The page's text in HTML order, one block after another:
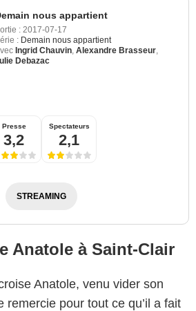
nous appartient
: 2017-07-17
: Demain nous appartient
Ingrid Chauvin Alexandre Brasseur
Debazac
Presse
3,2
Spectateurs
2,1
STREAMING
Anatole à Saint-Clair
Anatole, venu vider son
remercie pour tout ce qu’il a fait